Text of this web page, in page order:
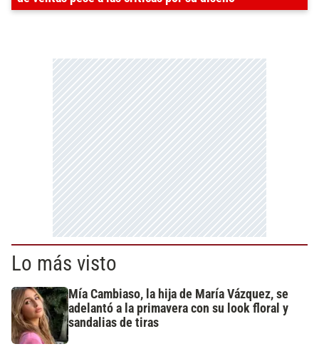
Lo más visto
Mía Cambiaso, la hija de María Vázquez, se
adelantó a la primavera con su look floral y
sandalias de tiras